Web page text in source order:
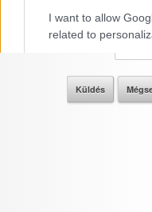
I want to allow
related to
related to security,
functionality and
Ellenőrző